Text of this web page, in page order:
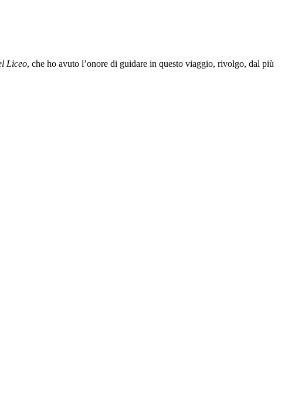
Liceo, che ho avuto l’onore di guidare in questo viaggio, rivolgo, dal più